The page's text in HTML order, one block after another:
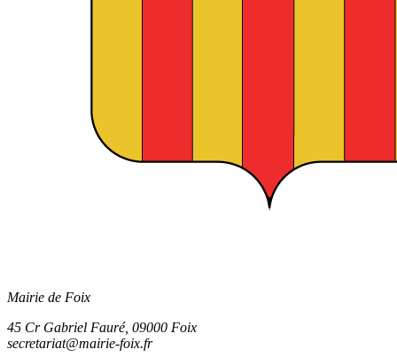
Mairie de Foix
45 Cr Gabriel Fauré, 09000 Foix
secretariat@mairie-foix.fr